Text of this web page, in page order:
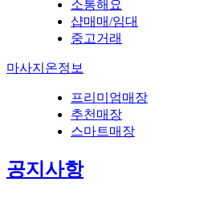
소통해요
샵매매/임대
중고거래
마사지온정보
프리미엄매장
추천매장
스마트매장
공지사항